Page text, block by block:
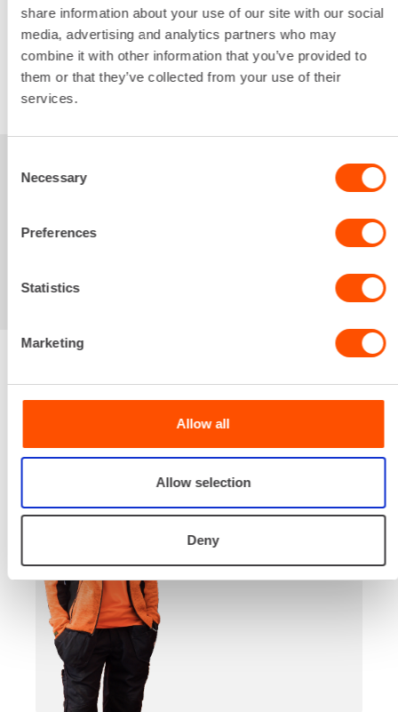
share information about your use of our site with our social
media, advertising and analytics partners who may
combine it with other information that you’ve provided to
them or that they’ve collected from your use of their
services.
Selection
Necessary
Preferences
Statistics
Marketing
Allow all
Allow selection
Deny
Kuukausi 529,20 €/ kk
Alv 0 %
VUOKRAA
Sinua saattaisi
kiinnostaa myös
Renta palvelee
Palvelemme koko
prosessin ajan laitteiden
valinnasta projektin
päättymiseen.